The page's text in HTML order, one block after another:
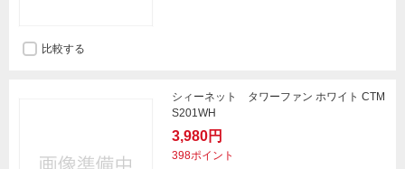
比較する
シィーネット タワーファン ホワイト CTM
S201WH
3,980円
398ポイント